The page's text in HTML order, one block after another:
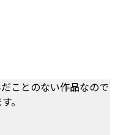
ことのない作品なので
。